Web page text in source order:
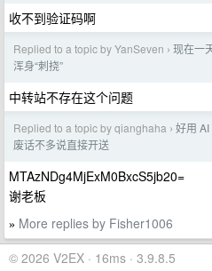
收不到验证码啊
Replied to a topic by YanSeven › 现在一
浑身“刺挠”
中转站不存在这个问题
Replied to a topic by qianghaha › 好用
废话不多说直接开送
MTAzNDg4MjExM0BxcS5jb20=
谢老板
» More replies by Fisher1006
© 2026 V2EX · 16ms · 3.9.8.5